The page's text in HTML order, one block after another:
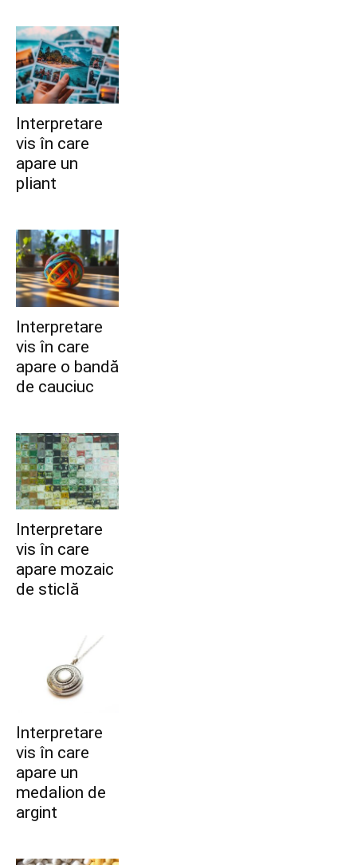
Interpretare
vis în care
apare un
pliant
Interpretare
vis în care
apare o bandă
de cauciuc
Interpretare
vis în care
apare mozaic
de sticlă
Interpretare
vis în care
apare un
medalion de
argint